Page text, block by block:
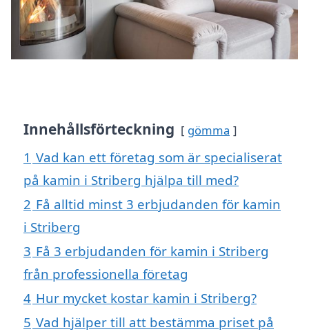
Innehållsförteckning gömma
1 Vad kan ett företag som är specialiserat
på kamin i Striberg hjälpa till med?
2 Få alltid minst 3 erbjudanden för kamin
i Striberg
3 Få 3 erbjudanden för kamin i Striberg
från professionella företag
4 Hur mycket kostar kamin i Striberg?
5 Vad hjälper till att bestämma priset på